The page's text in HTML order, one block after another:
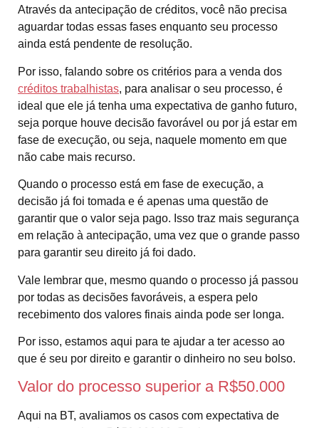
Através da antecipação de créditos, você não precisa
aguardar todas essas fases enquanto seu processo
ainda está pendente de resolução.
Por isso, falando sobre os critérios para a venda dos
créditos trabalhistas, para analisar o seu processo, é
ideal que ele já tenha uma expectativa de ganho futuro,
seja porque houve decisão favorável ou por já estar em
fase de execução, ou seja, naquele momento em que
não cabe mais recurso.
Quando o processo está em fase de execução, a
decisão já foi tomada e é apenas uma questão de
garantir que o valor seja pago. Isso traz mais segurança
em relação à antecipação, uma vez que o grande passo
para garantir seu direito já foi dado.
Vale lembrar que, mesmo quando o processo já passou
por todas as decisões favoráveis, a espera pelo
recebimento dos valores finais ainda pode ser longa.
Por isso, estamos aqui para te ajudar a ter acesso ao
que é seu por direito e garantir o dinheiro no seu bolso.
Valor do processo superior a R$50.000
Aqui na BT, avaliamos os casos com expectativa de